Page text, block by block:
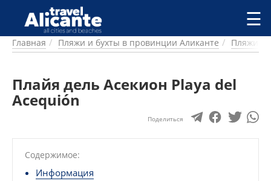
Перейти к основному содержанию
ГОРОДА
ПИТАНИЕ
ПРОЖИВАНИЕ
ПЛЯЖИ
ДОСТОПРИМЕЧАТЕЛЬНОСТИ
КЕМПИНГ
КОМАРКИ (РАЙОНЫ)
РЕЦЕПТЫ
☰
Главная Пляжи и бухты в провинции Аликанте Пляжи и
Плайя дель Асекион Playa del
Acequión
Поделиться
Содержимое:
Информация